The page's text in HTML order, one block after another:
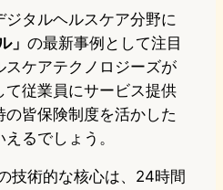
タルヘルスケア分野に
」 の最新事例として注目
ケアテクノロジーズが
て従業員にサービス提供
皆保険制度を活かした
るでしょう。
技術的な核心は、24時間